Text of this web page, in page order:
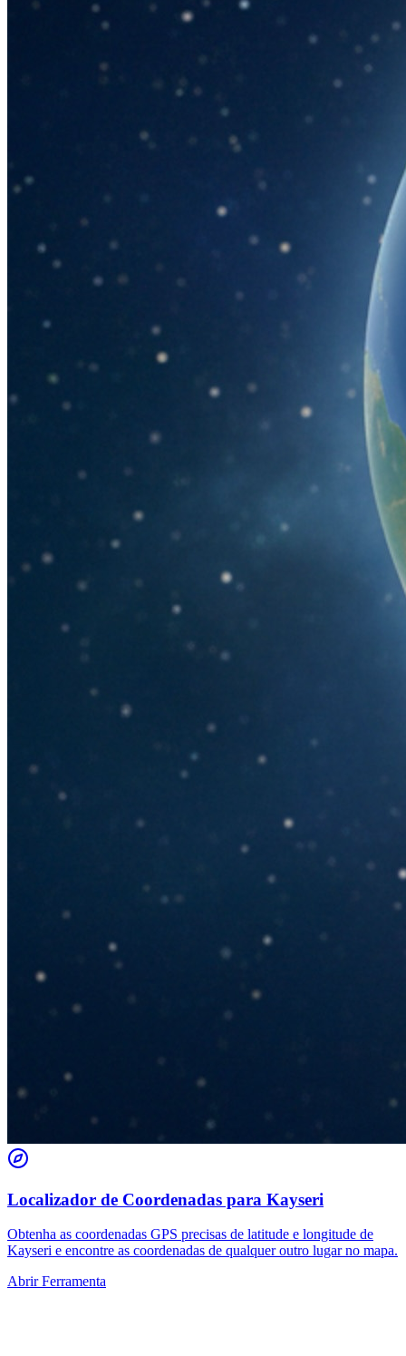
Localizador de Coordenadas para Kayseri
Obtenha as coordenadas GPS precisas de latitude e longitude de
Kayseri e encontre as coordenadas de qualquer outro lugar no mapa.
Abrir Ferramenta